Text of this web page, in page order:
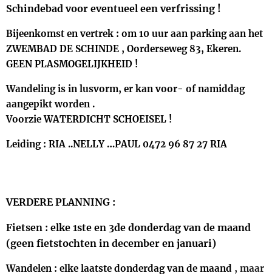
Schindebad voor eventueel een verfrissing !
Bijeenkomst en vertrek : om 10 uur aan parking aan het
ZWEMBAD DE SCHINDE , Oorderseweg 83, Ekeren.
GEEN PLASMOGELIJKHEID !
Wandeling is in lusvorm, er kan voor- of namiddag
aangepikt worden .
Voorzie WATERDICHT SCHOEISEL !
Leiding : RIA ..NELLY …PAUL 0472 96 87 27 RIA
VERDERE PLANNING :
Fietsen : elke 1ste en 3de donderdag van de maand
(geen fietstochten in december en januari)
Wandelen : elke laatste donderdag van de maand , maar